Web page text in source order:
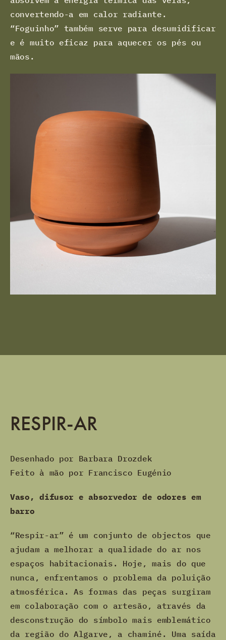
convertendo-a em calor radiante.
“Foguinho” também serve para desumidificar
e é muito eficaz para aquecer os pés ou
mãos.
RESPIR-AR
Desenhado por Barbara Drozdek
Feito à mão por Francisco Eugénio
Vaso, difusor e absorvedor de odores em
barro
“Respir-ar” é um conjunto de objectos que
ajudam a melhorar a qualidade do ar nos
espaços habitacionais. Hoje, mais do que
nunca, enfrentamos o problema da poluição
atmosférica. As formas das peças surgiram
em colaboração com o artesão, através da
desconstrução do símbolo mais emblemático
da região do Algarve, a chaminé. Uma saída